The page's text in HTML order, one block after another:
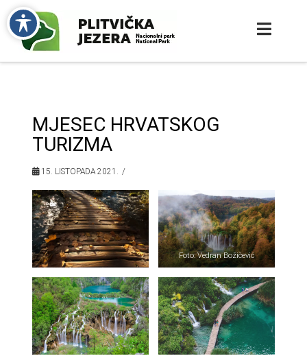
MJESEC HRVATSKOG
TURIZMA
15. LISTOPADA 2021.
Foto: Vedran Božičević